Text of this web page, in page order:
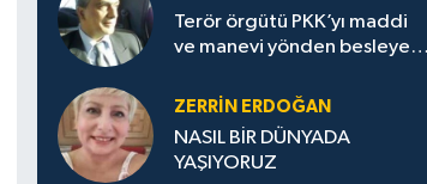
Terör örgütü PKK’yı maddi
ve manevi yönden besleyen
ZERRIN ERDOĞAN
NASIL BİR DÜNYADA
YAŞIYORUZ